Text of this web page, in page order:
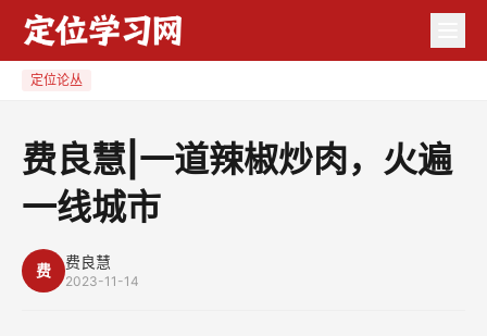
肉，
定位论丛
费良慧|一道辣椒炒肉，火遍
一线城市
费 费良慧
2023-11-14